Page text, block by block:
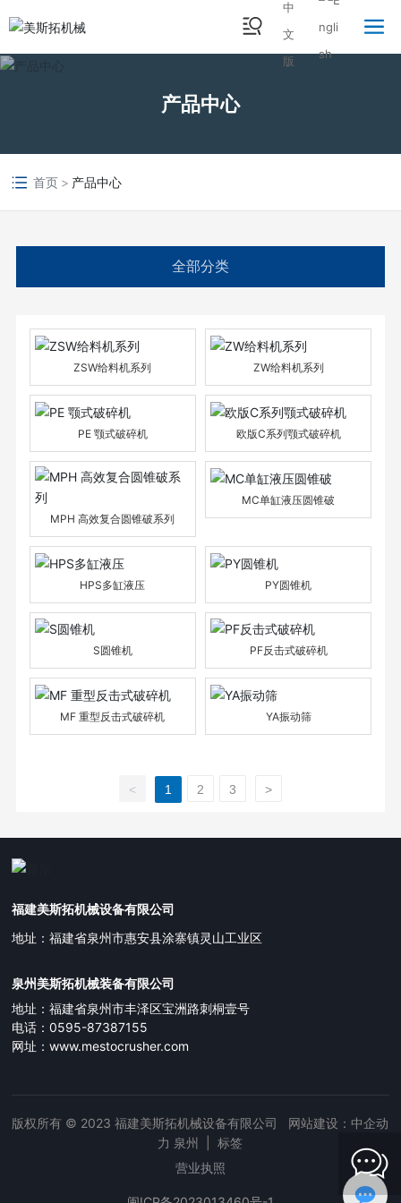
产品中心
首页 产品中心
全部分类
ZSW给料机系列 ZW给料机系列
PE 颚式破碎机 欧版C系列颚式破碎机
MPH 高效复合圆锥破系列
MC单缸液压圆锥破
HPS多缸液压 PY圆锥机
S圆锥机 PF反击式破碎机
MF 重型反击式破碎机 YA振动筛
< 1 2 3 >
福建美斯拓机械设备有限公司
地址：福建省泉州市惠安县涂寨镇灵山工业区
泉州美斯拓机械装备有限公司
地址：福建省泉州市丰泽区宝洲路刺桐壹号
电话：0595-87387155
网址：www.mestocrusher.com
版权所有 © 2023 福建美斯拓机械设备有限公司 网站建设：中企动
力 泉州 |标签
营业执照